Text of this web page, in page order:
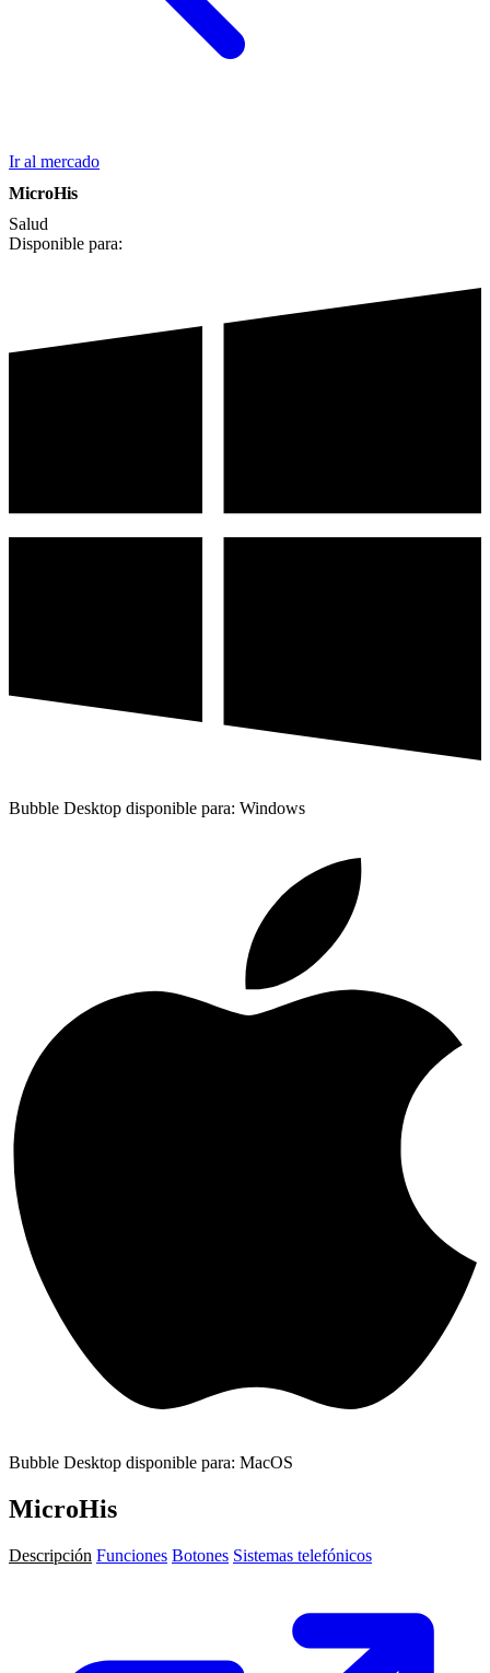
Ir al mercado
MicroHis
Salud
Disponible para:
Bubble Desktop disponible para: Windows
Bubble Desktop disponible para: MacOS
MicroHis
Descripción Funciones Botones Sistemas telefónicos